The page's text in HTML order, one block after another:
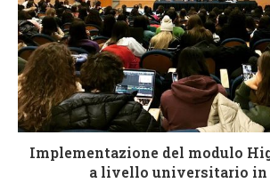
Implementazione del modulo
a livello universitario